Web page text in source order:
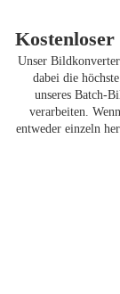
Unser
dabei die
unseres Batch-
verarbeiten.
entweder einzeln